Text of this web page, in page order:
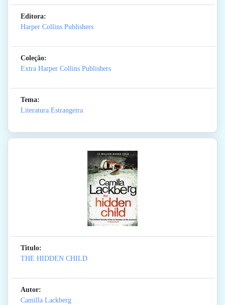
Editora:
Harper Collins Publishers
Coleção:
Extra Harper Collins Publishers
Tema:
Literatura Estrangeira
Titulo:
THE HIDDEN CHILD
Autor:
Camilla Lackberg